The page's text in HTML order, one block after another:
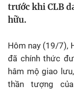
Chân dung
Bóng đá
trước khi CLB
hữu.
Hôm nay (19/7),
đã chính thức
hâm mộ giao
thần tượng